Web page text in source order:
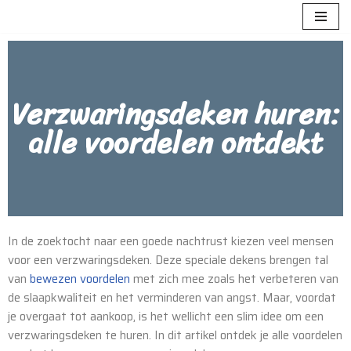
Meteen
Verzwaringsdeken huren:
alle voordelen ontdekt
In de zoektocht naar een goede nachtrust kiezen veel mensen
voor een verzwaringsdeken. Deze speciale dekens brengen tal
van bewezen voordelen met zich mee zoals het verbeteren van
de slaapkwaliteit en het verminderen van angst. Maar, voordat
je overgaat tot aankoop, is het wellicht een slim idee om een
verzwaringsdeken te huren. In dit artikel ontdek je alle voordelen